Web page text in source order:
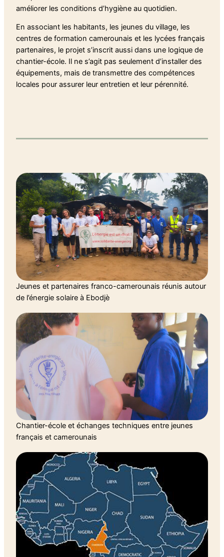
améliorer les conditions d’hygiène au quotidien.
En associant les habitants, les jeunes du village, les
centres de formation camerounais et les lycées français
partenaires, le projet s’inscrit aussi dans une logique de
chantier-école. Il ne s’agit pas seulement d’installer des
équipements, mais de transmettre des compétences
locales pour assurer leur entretien et leur pérennité.
Jeunes et partenaires franco-camerounais réunis autour
de l’énergie solaire à Ebodjè
Chantier-école et échanges techniques entre jeunes
français et camerounais